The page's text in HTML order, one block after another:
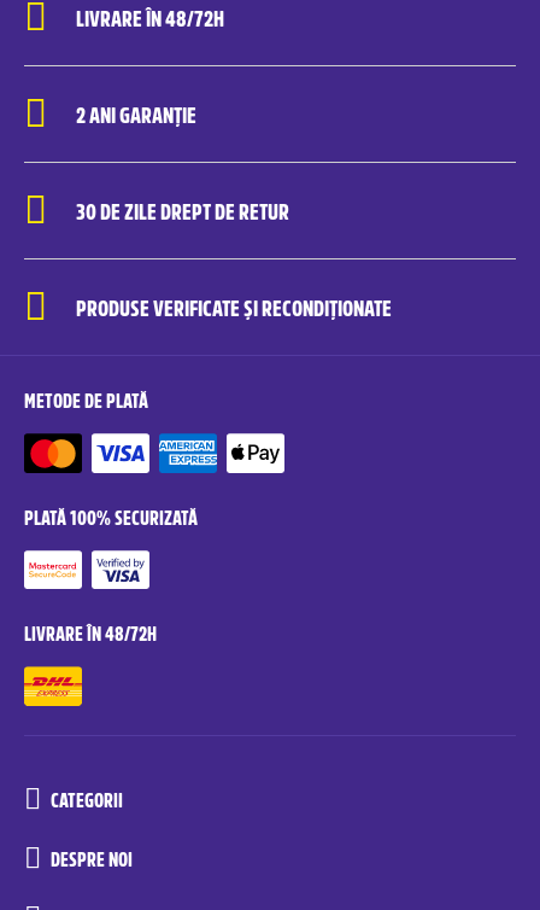
LIVRARE ÎN 48/72H
2 ANI GARANȚIE
30 DE ZILE DREPT DE RETUR
PRODUSE VERIFICATE ȘI RECONDIȚIONATE
METODE DE PLATĂ
PLATĂ 100% SECURIZATĂ
LIVRARE ÎN 48/72H
CATEGORII
DESPRE NOI